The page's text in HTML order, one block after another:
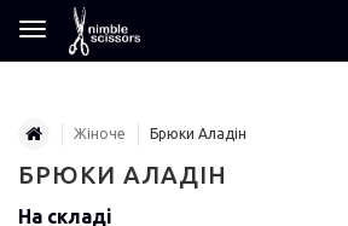
Жіноче Брюки Аладін
БРЮКИ АЛАДІН
На складі